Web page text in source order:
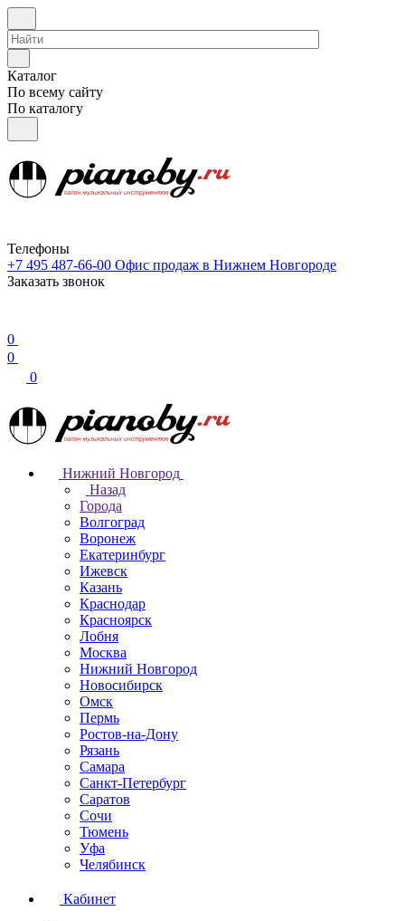
Каталог
По всему сайту
По каталогу
Телефоны
+7 495 487-66-00 Офис продаж в Нижнем Новгороде
Заказать звонок
0
0
0
Нижний Новгород
Назад
Города
Волгоград
Воронеж
Екатеринбург
Ижевск
Казань
Краснодар
Красноярск
Лобня
Москва
Нижний Новгород
Новосибирск
Омск
Пермь
Ростов-на-Дону
Рязань
Самара
Санкт-Петербург
Саратов
Сочи
Тюмень
Уфа
Челябинск
Кабинет